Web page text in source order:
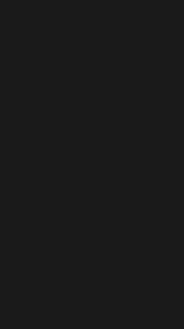
ventana)
ventana)